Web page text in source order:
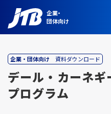
企業・
団体向け
企業・団体向け 資料ダウンロード
デール・カーネギ
プログラム